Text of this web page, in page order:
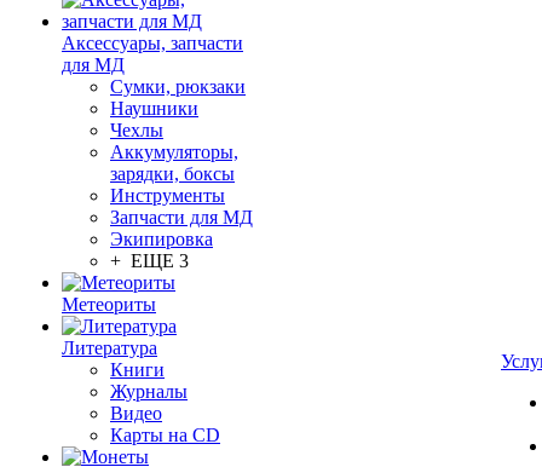
Аксессуары, запчасти
для МД
Сумки, рюкзаки
Наушники
Чехлы
Аккумуляторы,
зарядки, боксы
Инструменты
Запчасти для МД
Экипировка
+ ЕЩЕ 3
Метеориты
Литература
Книги
Журналы
Видео
Карты на CD